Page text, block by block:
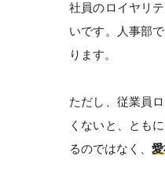
社員のロイヤリ
いです。人事部
ります。
ただし、従業員
くないと、とも
るのではなく、